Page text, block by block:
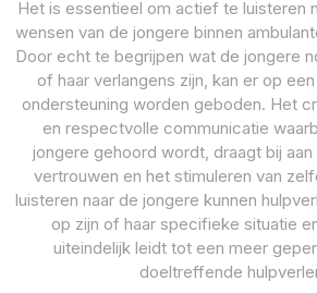
Het is essentieel om actief te luisteren
wensen van de jongere binnen
Door echt te begrijpen wat de jongere
of haar verlangens zijn, kan er op
ondersteuning worden geboden. Het
en respectvolle communicatie
jongere gehoord wordt, draagt bij
vertrouwen en het stimuleren van
luisteren naar de jongere kunnen
op zijn of haar specifieke situatie
uiteindelijk leidt tot een meer
doeltreffende